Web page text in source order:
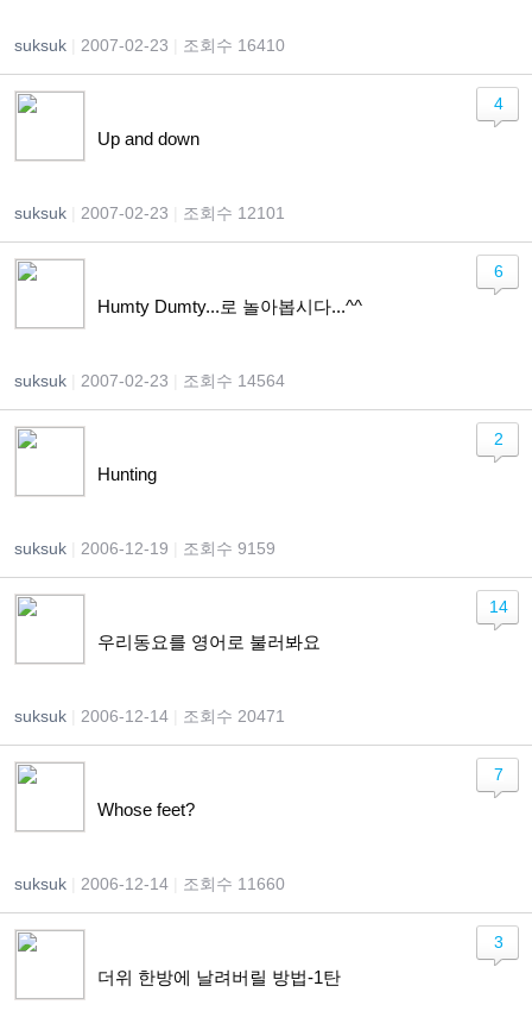
suksuk 2007-02-23 조회수 16410
Up and down
suksuk 2007-02-23 조회수 12101
4
Humty Dumty...로 놀아봅시다...^^
suksuk 2007-02-23 조회수 14564
6
Hunting
suksuk 2006-12-19 조회수 9159
2
우리동요를 영어로 불러봐요
suksuk 2006-12-14 조회수 20471
14
Whose feet?
suksuk 2006-12-14 조회수 11660
7
더위 한방에 날려버릴 방법-1탄
3